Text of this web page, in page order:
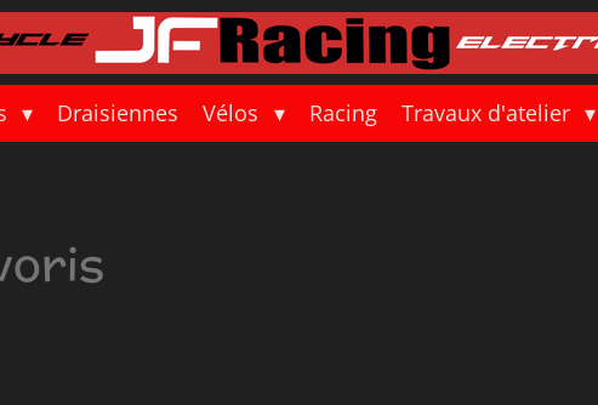
Draisiennes Vélos Racing Travaux d'atelier